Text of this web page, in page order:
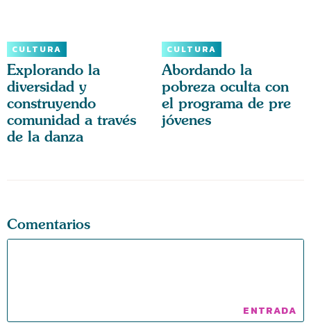
CULTURA
Explorando la
diversidad y
construyendo
comunidad a través
de la danza
CULTURA
Abordando la
pobreza oculta con
el programa de pre
jóvenes
Comentarios